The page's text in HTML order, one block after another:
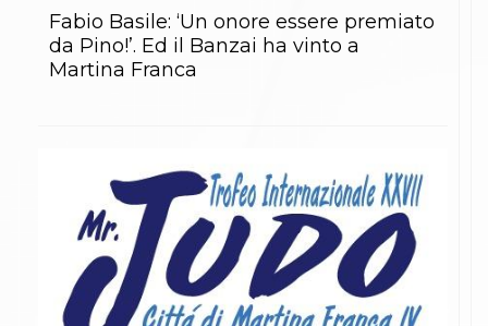
Fabio Basile: ‘Un onore essere premiato
da Pino!’. Ed il Banzai ha vinto a
Martina Franca